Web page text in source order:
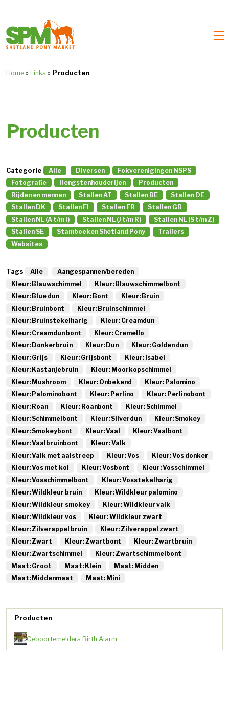
Home » Links » Producten
Producten
Categorie Alle Diversen
Fokverenigingen NSPS
Fotografie
Hengstenhouderijen
Producten
Rijden en mennen
Stallen AT Stallen BE
Stallen DE
Stallen DK
Stallen FI Stallen FR
Stallen GB
Stallen NL (A t/m I)
Stallen NL (J t/m R)
Stallen NL (S t/m Z)
Stallen SE
Stamboeken Shetland Pony
Trailers
Websites
Tags Alle
Aangespannen/bereden
Kleur: Blauwschimmel
Kleur: Blauwschimmelbont
Kleur: Blue dun
Kleur: Bont
Kleur: Bruin
Kleur: Bruinbont
Kleur: Bruinschimmel
Kleur: Bruinstekelharig
Kleur: Creamdun
Kleur: Creamdun bont
Kleur: Cremello
Kleur: Donkerbruin
Kleur: Dun
Kleur: Golden dun
Kleur: Grijs
Kleur: Grijsbont
Kleur: Isabel
Kleur: Kastanjebruin
Kleur: Moorkopschimmel
Kleur: Mushroom
Kleur: Onbekend
Kleur: Palomino
Kleur: Palominobont
Kleur: Perlino
Kleur: Perlinobont
Kleur: Roan
Kleur: Roanbont
Kleur: Schimmel
Kleur: Schimmelbont
Kleur: Silverdun
Kleur: Smokey
Kleur: Smokeybont
Kleur: Vaal
Kleur: Vaalbont
Kleur: Vaalbruinbont
Kleur: Valk
Kleur: Valk met aalstreep
Kleur: Vos
Kleur: Vos donker
Kleur: Vos met kol
Kleur: Vosbont
Kleur: Vosschimmel
Kleur: Vosschimmelbont
Kleur: Vosstekelharig
Kleur: Wildkleur bruin
Kleur: Wildkleur palomino
Kleur: Wildkleur smokey
Kleur: Wildkleur valk
Kleur: Wildkleur vos
Kleur: Wildkleur zwart
Kleur: Zilverappel bruin
Kleur: Zilverappel zwart
Kleur: Zwart
Kleur: Zwartbont
Kleur: Zwartbruin
Kleur: Zwartschimmel
Kleur: Zwartschimmelbont
Maat: Groot
Maat: Klein
Maat: Midden
Maat: Middenmaat
Maat: Mini
Producten
Geboortemelders Birth Alarm